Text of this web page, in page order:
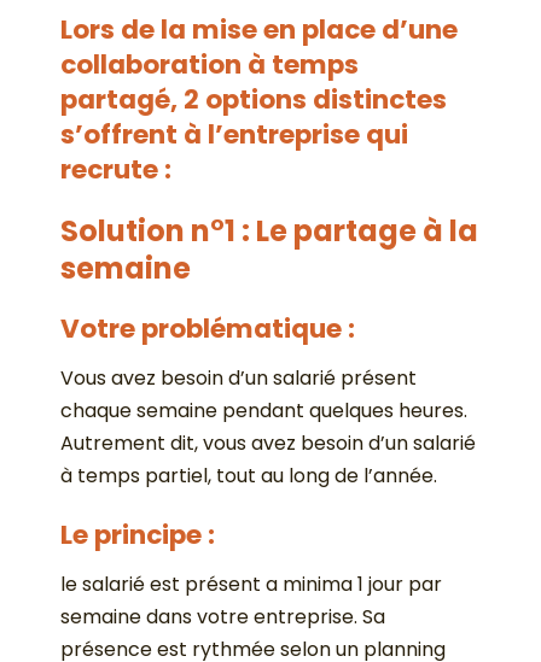
Lors de la mise en place d’une
collaboration à temps
partagé, 2 options distinctes
s’offrent à l’entreprise qui
recrute :
Solution n°1 : Le partage à la
semaine
Votre problématique :
Vous avez besoin d’un salarié présent
chaque semaine pendant quelques heures.
Autrement dit, vous avez besoin d’un salarié
à temps partiel, tout au long de l’année.
Le principe :
le salarié est présent a minima 1 jour par
semaine dans votre entreprise. Sa
présence est rythmée selon un planning